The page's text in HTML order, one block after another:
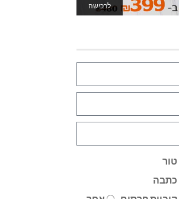
לרכישה
לאתר המשחקים
כתבה